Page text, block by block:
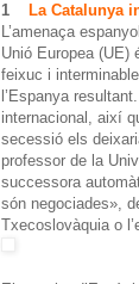
1
La Catalunya
L’amenaça
Unió Europea
feixuc i
l’Espanya
internacional, així
secessió els
professor de la
successora
són negociades»,
Txecoslovàquia o